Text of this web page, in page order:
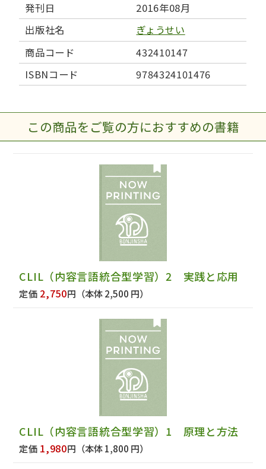
発刊日
2016年08月
出版社名
ぎょうせい
商品コード
432410147
ISBNコード
9784324101476
この商品をご覧の方におすすめの書籍
CLIL（内容言語統合型学習）2 実践と応用
定価 2,750円 （本体 2,500 円）
CLIL（内容言語統合型学習）1 原理と方法
定価 1,980円 （本体 1,800 円）